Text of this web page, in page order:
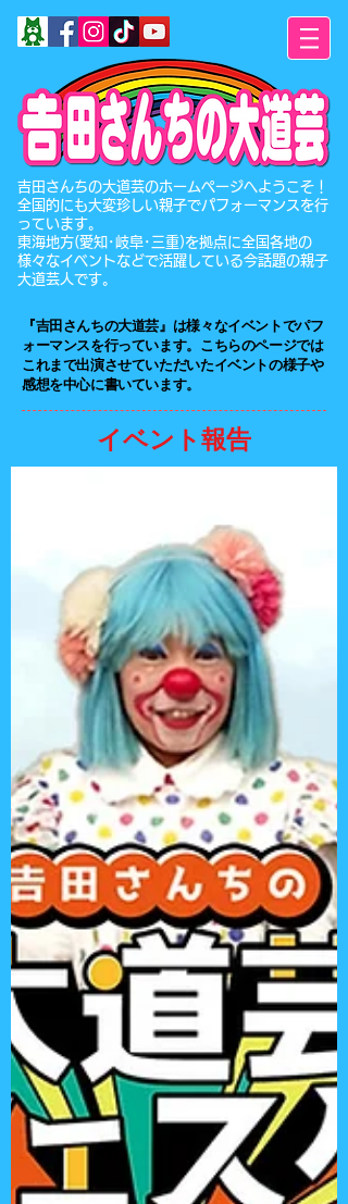
​吉田さんちの大道芸のホームページへようこそ！
全国的にも大変珍しい親子でパフォーマンスを行
っています。
東海地方(愛知･岐阜･三重)を拠点に全国各地の
様々なイベントなどで活躍している今話題の親子
大道芸人です。
『吉田さんちの大道芸』は​様々なイベントでパフ
ォーマンスを行っています。こちらのページでは
これまで出演させていただいたイベントの様子や
感想を中心に書いています。
イベント報告